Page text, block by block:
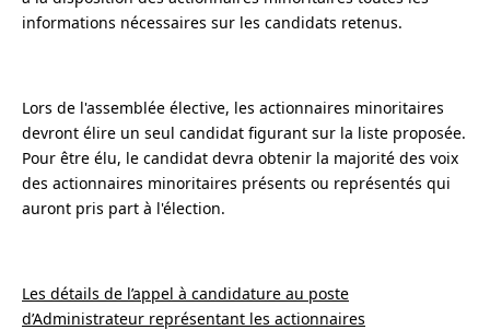
informations nécessaires sur les candidats retenus.
Lors de l'assemblée élective, les actionnaires minoritaires
devront élire un seul candidat figurant sur la liste proposée.
Pour être élu, le candidat devra obtenir la majorité des voix
des actionnaires minoritaires présents ou représentés qui
auront pris part à l'élection.
Les détails de l’appel à candidature au poste
d’Administrateur représentant les actionnaires